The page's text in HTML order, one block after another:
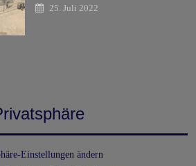
25. Juli 2022
Einstellungen ändern